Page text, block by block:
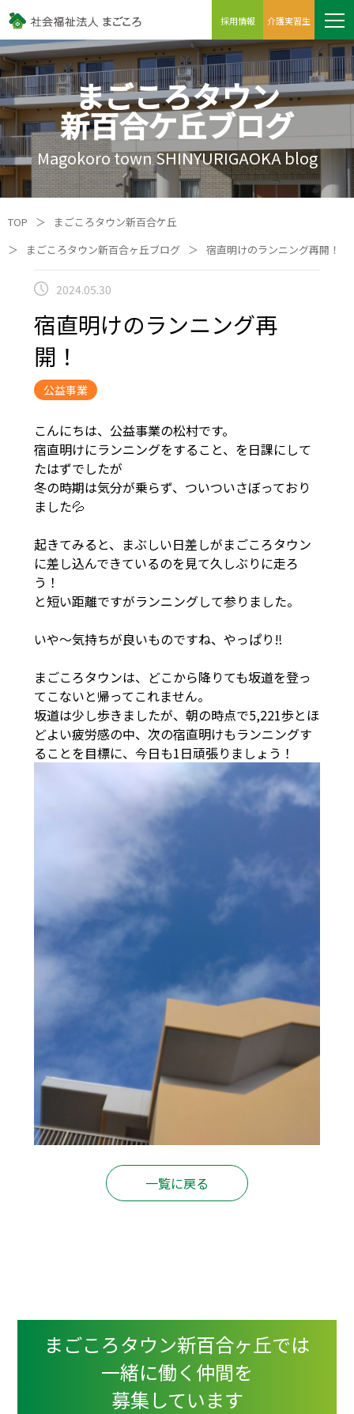
採用情報 介護実習生
まごころタウン
新百合ケ丘ブログ
Magokoro town SHINYURIGAOKA blog
TOP ＞
まごころタウン新百合ケ丘
＞
まごころタウン新百合ヶ丘ブログ ＞ 宿直明けのランニング再開！
2024.05.30
宿直明けのランニング再
開！
公益事業
こんにちは、公益事業の松村です。
宿直明けにランニングをすること、を日課にして
たはずでしたが
冬の時期は気分が乗らず、ついついさぼっており
ました💦
起きてみると、まぶしい日差しがまごころタウン
に差し込んできているのを見て久しぶりに走ろ
う！
と短い距離ですがランニングして参りました。
いや～気持ちが良いものですね、やっぱり‼
まごころタウンは、どこから降りても坂道を登っ
てこないと帰ってこれません。
坂道は少し歩きましたが、朝の時点で5,221歩とほ
どよい疲労感の中、次の宿直明けもランニングす
ることを目標に、今日も1日頑張りましょう！
一覧に戻る
まごころタウン新百合ヶ丘では
一緒に働く仲間を
募集しています